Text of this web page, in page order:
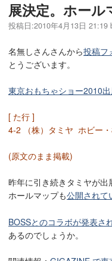
展決定。ホール
投稿日:2010年4月13日 21:19
名無しさんさんから投稿フ
とうございます。
東京おもちゃショー2010
[ た行 ]
4-2 （株）タミヤ ホビー
(原文のまま掲載)
昨年に引き続きタミヤが出
ホールマップも公開されて
BOSSとのコラボが発表さ
あるのでしょうか。